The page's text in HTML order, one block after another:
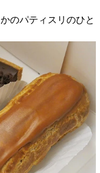
のパティスリのひと